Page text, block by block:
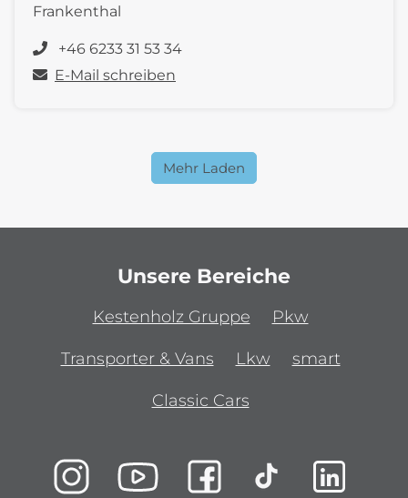
Frankenthal
+46 6233 31 53 34
E-Mail schreiben
Mehr Laden
Unsere Bereiche
Kestenholz Gruppe Pkw
Transporter & Vans Lkw smart
Classic Cars